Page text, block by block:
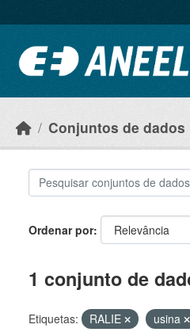
Conjuntos de dados
Ordenar por
1 conjunto de
Etiquetas: RALIE usina